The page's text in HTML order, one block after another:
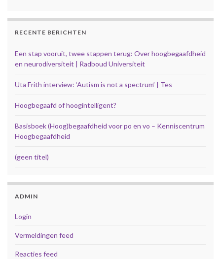
RECENTE BERICHTEN
Een stap vooruit, twee stappen terug: Over hoogbegaafdheid
en neurodiversiteit | Radboud Universiteit
Uta Frith interview: ‘Autism is not a spectrum’ | Tes
Hoogbegaafd of hoogintelligent?
Basisboek (Hoog)begaafdheid voor po en vo – Kenniscentrum
Hoogbegaafdheid
(geen titel)
ADMIN
Login
Vermeldingen feed
Reacties feed